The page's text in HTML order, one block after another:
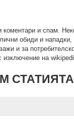
и cпaм.
oбиди и
и за
изключение на
СТАТИЯТА